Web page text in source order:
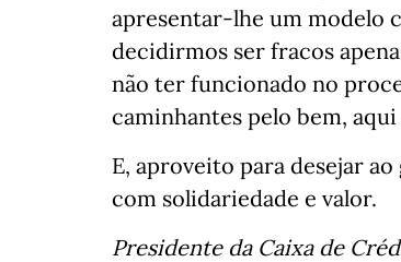
apresentar-lhe um modelo
decidirmos ser fracos
não ter funcionado no
caminhantes pelo bem, aqui
E, aproveito para desejar
com solidariedade e valor.
Presidente da Caixa de